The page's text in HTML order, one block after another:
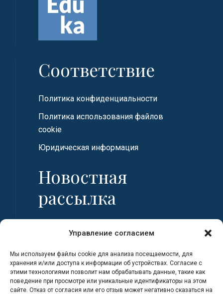
Управление согласием
Мы используем файлы cookie для анализа посещаемости, для
хранения и/или доступа к информации об устройствах. Согласие с
этими технологиями позволит нам обрабатывать данные, такие как
поведение при просмотре или уникальные идентификаторы на этом
сайте. Отказ от согласия или его отзыв может негативно сказаться на
Соответствие
Политика конфиденциальности
Политика использования файлов
cookie
Юридическая информация
Новостная
рассылка
Фамилия